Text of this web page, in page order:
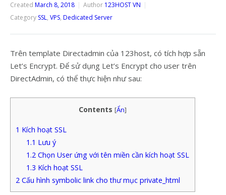
Created March 8, 2018 Author 123HOST VN
Category SSL, VPS, Dedicated Server
Trên template Directadmin của 123host, có tích hợp sẵn
Let’s Encrypt. Để sử dụng Let’s Encrypt cho user trên
DirectAdmin, có thể thực hiện như sau:
Contents [Ẩn]
1 Kích hoạt SSL
1.1 Lưu ý
1.2 Chọn User ứng với tên miền cần kích hoạt SSL
1.3 Kích hoạt SSL
2 Cấu hình symbolic link cho thư mục private_html